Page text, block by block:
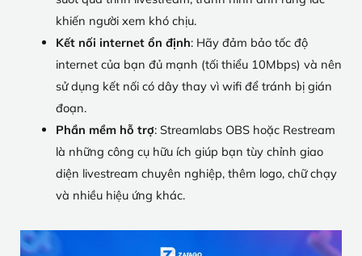
khiến người xem khó chịu.
Kết nối internet ổn định: Hãy đảm bảo tốc độ
internet của bạn đủ mạnh (tối thiểu 10Mbps) và nên
sử dụng kết nối có dây thay vì wifi để tránh bị gián
đoạn.
Phần mềm hỗ trợ: Streamlabs OBS hoặc Restream
là những công cụ hữu ích giúp bạn tùy chỉnh giao
diện livestream chuyên nghiệp, thêm logo, chữ chạy
và nhiều hiệu ứng khác.